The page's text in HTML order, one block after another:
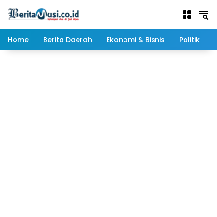
Home
Berita Daerah Ekonomi & Bisnis Politik